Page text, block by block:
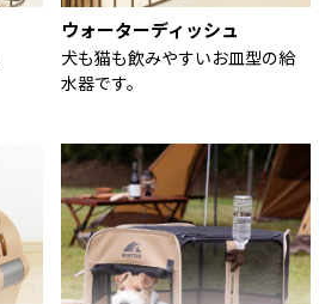
ウォーターディッシュ
犬も猫も飲みやすいお皿型の給
水器です。